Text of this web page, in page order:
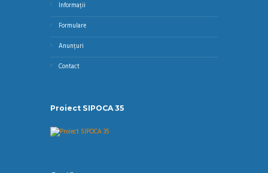
Informații
Formulare
Anunțuri
Contact
Proiect SIPOCA 35